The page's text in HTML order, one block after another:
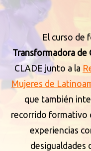
El curso de
Transformadora de
CLADE junto a la
Mujeres de
que también
recorrido formativo
experiencias
desigualdades